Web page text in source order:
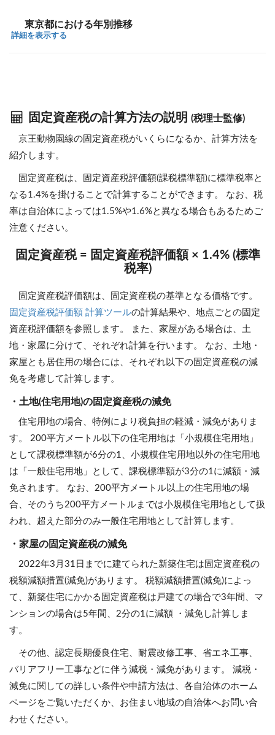
東京都における年別推移
詳細を表示する
固定資産税の計算方法の説明 (税理士監修)
京王動物園線の固定資産税がいくらになるか、計算方法を
紹介します。
固定資産税は、固定資産税評価額(課税標準額)に標準税率と
なる1.4%を掛けることで計算することができます。 なお、税
率は自治体によっては1.5%や1.6%と異なる場合もあるためご
注意ください。
固定資産税 = 固定資産税評価額 × 1.4% (標準
税率)
固定資産税評価額は、固定資産税の基準となる価格です。
固定資産税評価額 計算ツールの計算結果や、地点ごとの固定
資産税評価額を参照します。 また、家屋がある場合は、土
地・家屋に分けて、それぞれ計算を行います。 なお、土地・
家屋とも居住用の場合には、それぞれ以下の固定資産税の減
免を考慮して計算します。
・土地(住宅用地)の固定資産税の減免
住宅用地の場合、特例により税負担の軽減・減免がありま
す。 200平方メートル以下の住宅用地は「小規模住宅用地」
として課税標準額が6分の1、小規模住宅用地以外の住宅用地
は「一般住宅用地」として、課税標準額が3分の1に減額・減
免されます。 なお、200平方メートル以上の住宅用地の場
合、そのうち200平方メートルまでは小規模住宅用地として扱
われ、超えた部分のみ一般住宅用地として計算します。
・家屋の固定資産税の減免
2022年3月31日までに建てられた新築住宅は固定資産税の
税額減額措置(減免)があります。 税額減額措置(減免)によっ
て、新築住宅にかかる固定資産税は戸建ての場合で3年間、マ
ンションの場合は5年間、2分の1に減額 ・減免し計算しま
す。
その他、認定長期優良住宅、耐震改修工事、省エネ工事、
バリアフリー工事などに伴う減税・減免があります。 減税・
減免に関しての詳しい条件や申請方法は、各自治体のホーム
ページをご覧いただくか、お住まい地域の自治体へお問い合
わせください。